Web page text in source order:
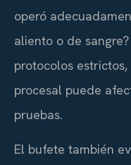
operó
aliento o de
protocolos
procesal puede
pruebas.
El bufete también